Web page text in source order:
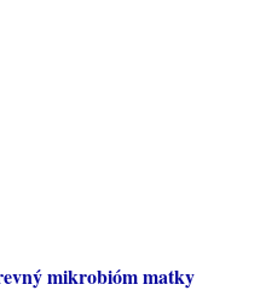
mikrobióm matky